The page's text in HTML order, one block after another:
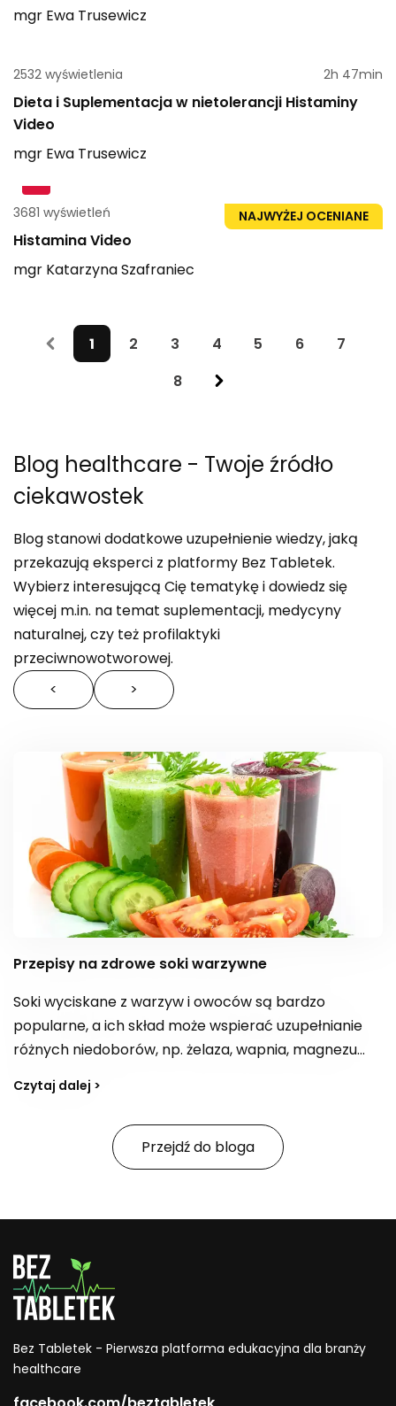
mgr Ewa Trusewicz
2532 wyświetlenia 2h 47min
Dieta i Suplementacja w nietolerancji Histaminy
Video
mgr Ewa Trusewicz
NAJWYŻEJ OCENIANE
3681 wyświetleń 1h 51min
Histamina Video
mgr KatarzynaSzafraniec
1 2 3 4 5 6
7
8
Blog healthcare - Twoje źródło
ciekawostek
Blog stanowi dodatkowe uzupełnienie wiedzy, jaką
przekazują eksperci z platformy Bez Tabletek.
Wybierz interesującą Cię tematykę i dowiedz się
więcej m.in. na temat suplementacji, medycyny
naturalnej, czy też profilaktyki
przeciwnowotworowej.
<
>
Przepisy na zdrowe soki warzywne
Soki wyciskane z warzyw i owoców są bardzo
popularne, a ich skład może wspierać uzupełnianie
różnych niedoborów, np. żelaza, wapnia, magnezu
zależności od kompozycji bywają postrzegane jako
„bomba witaminowa” z witaminami z grupy B,
witaminą E i C. Jak tworzyć przepisy na smaczne,
zdrowe soki i na co zwracać uwagę, jeśli celem jest
toksyn?
Czytaj dalej >
Przejdź do bloga
Bez Tabletek - Pierwsza platforma edukacyjna dla branży
healthcare